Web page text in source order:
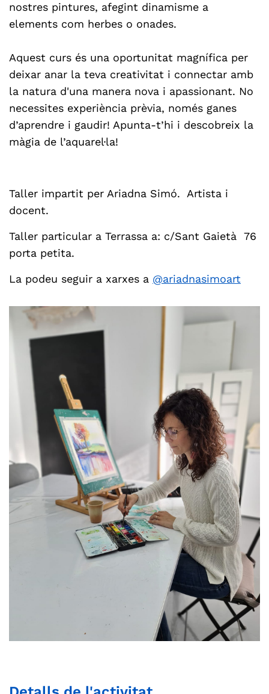
nostres pintures, afegint dinamisme a
elements com herbes o onades.
Aquest curs és una oportunitat magnífica per
deixar anar la teva creativitat i connectar amb
la natura d'una manera nova i apassionant. No
necessites experiència prèvia, només ganes
d’aprendre i gaudir! Apunta-t’hi i descobreix la
màgia de l’aquarel·la!
Taller impartit per Ariadna Simó. Artista i
docent.
Taller particular a Terrassa a: c/Sant Gaietà 76
porta petita.
La podeu seguir a xarxes a @ariadnasimoart